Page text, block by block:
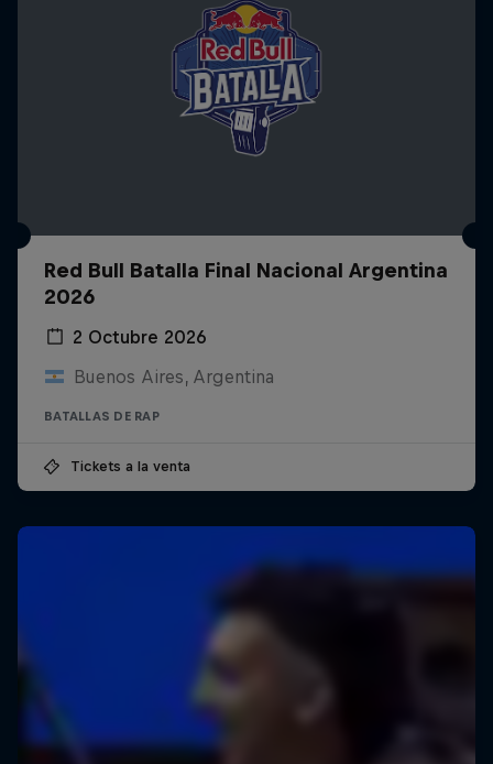
Red Bull Batalla Final Nacional Argentina
2026
2 Octubre 2026
Buenos Aires, Argentina
BATALLAS DE RAP
Tickets a la venta